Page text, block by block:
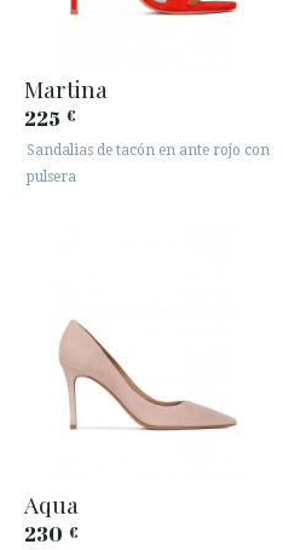
Martina
225 €
Sandalias de tacón en ante rojo con
pulsera
Aqua
230 €